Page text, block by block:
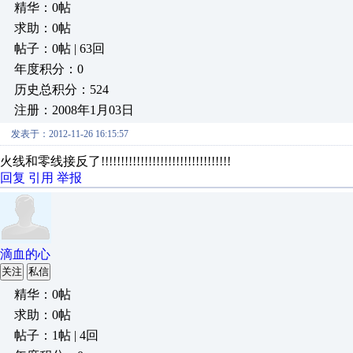
精华：0帖
求助：0帖
帖子：0帖 | 63回
年度积分：0
历史总积分：524
注册：2008年1月03日
发表于：2012-11-26 16:15:57
火线和零线接反了!!!!!!!!!!!!!!!!!!!!!!!!!!!!!!!!!
回复 引用 举报
滴血的心
关注 私信
精华：0帖
求助：0帖
帖子：1帖 | 4回